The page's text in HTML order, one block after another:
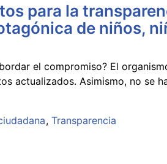
para la
de niños,
el compromiso? El
actualizados. Asimismo, no se
Transparencia